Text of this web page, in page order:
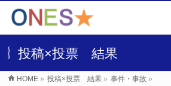
投稿×投票 結果
HOME » 投稿×投票 結果 » 事件・事故 »